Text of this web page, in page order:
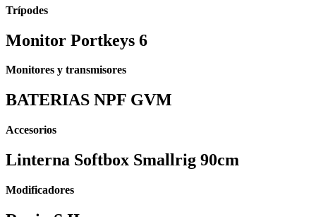
Trípodes
Monitor Portkeys 6
Monitores y transmisores
BATERIAS NPF GVM
Accesorios
Linterna Softbox Smallrig 90cm
Modificadores